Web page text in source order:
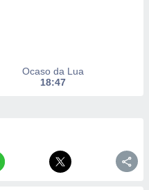
Ocaso da Lua
18:47